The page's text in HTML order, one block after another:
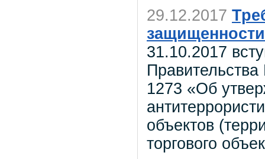
29.12.2017
31.10.2017
1273 «Об
объектов
торгового